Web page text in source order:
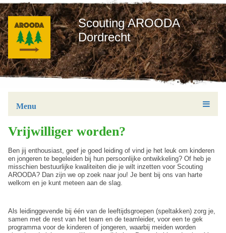
Scouting AROODA
Dordrecht
Menu
Vrijwilliger worden?
Ben jij enthousiast, geef je goed leiding of vind je het leuk om kinderen
en jongeren te begeleiden bij hun persoonlijke ontwikkeling? Of heb je
misschien bestuurlijke kwaliteiten die je wilt inzetten voor Scouting
AROODA? Dan zijn we op zoek naar jou! Je bent bij ons van harte
welkom en je kunt meteen aan de slag.
Als leidinggevende bij één van de leeftijdsgroepen (speltakken) zorg je,
samen met de rest van het team en de teamleider, voor een te gek
programma voor de kinderen of jongeren, waarbij meiden worden